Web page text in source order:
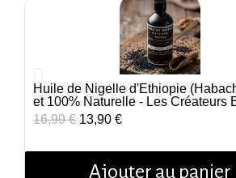
Aperçu rapide
Huile de Nigelle d'Éthiopie
et 100% Naturelle - Les Créateurs
16,99 € 13,90 €
Ajouter au panier